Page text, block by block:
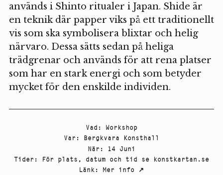
används i Shinto ritualer i Japan. Shide är
en teknik där papper viks på ett traditionellt
vis som ska symbolisera blixtar och helig
närvaro. Dessa sätts sedan på heliga
trädgrenar och används för att rena platser
som har en stark energi och som betyder
mycket för den enskilde individen.
Vad : Workshop
Var : Bergkvara Konsthall
När : 14 Juni
Tider :
För plats, datum och tid se konstkartan.se
Länk: Mer info ↗